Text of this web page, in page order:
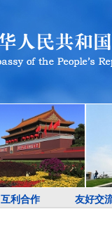
互利合作 友好交